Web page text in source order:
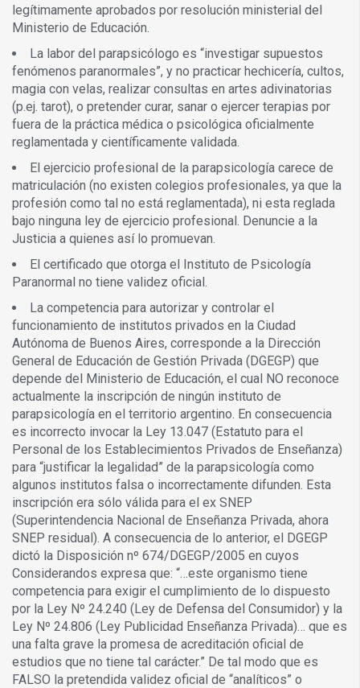
legítimamente aprobados por resolución ministerial del
Ministerio de Educación.
La labor del parapsicólogo es “investigar supuestos
fenómenos paranormales”, y no practicar hechicería, cultos,
magia con velas, realizar consultas en artes adivinatorias
(p.ej. tarot), o pretender curar, sanar o ejercer terapias por
fuera de la práctica médica o psicológica oficialmente
reglamentada y científicamente validada.
El ejercicio profesional de la parapsicología carece de
matriculación (no existen colegios profesionales, ya que la
profesión como tal no está reglamentada), ni esta reglada
bajo ninguna ley de ejercicio profesional. Denuncie a la
Justicia a quienes así lo promuevan.
El certificado que otorga el Instituto de Psicología
Paranormal no tiene validez oficial.
La competencia para autorizar y controlar el
funcionamiento de institutos privados en la Ciudad
Autónoma de Buenos Aires, corresponde a la Dirección
General de Educación de Gestión Privada (DGEGP) que
depende del Ministerio de Educación, el cual NO reconoce
actualmente la inscripción de ningún instituto de
parapsicología en el territorio argentino. En consecuencia
es incorrecto invocar la Ley 13.047 (Estatuto para el
Personal de los Establecimientos Privados de Enseñanza)
para “justificar la legalidad” de la parapsicología como
algunos institutos falsa o incorrectamente difunden. Esta
inscripción era sólo válida para el ex SNEP
(Superintendencia Nacional de Enseñanza Privada, ahora
SNEP residual). A consecuencia de lo anterior, el DGEGP
dictó la Disposición nº 674/DGEGP/2005 en cuyos
Considerandos expresa que: “…este organismo tiene
competencia para exigir el cumplimiento de lo dispuesto
por la Ley Nº 24.240 (Ley de Defensa del Consumidor) y la
Ley Nº 24.806 (Ley Publicidad Enseñanza Privada)… que es
una falta grave la promesa de acreditación oficial de
estudios que no tiene tal carácter.” De tal modo que es
FALSO la pretendida validez oficial de “analíticos” o